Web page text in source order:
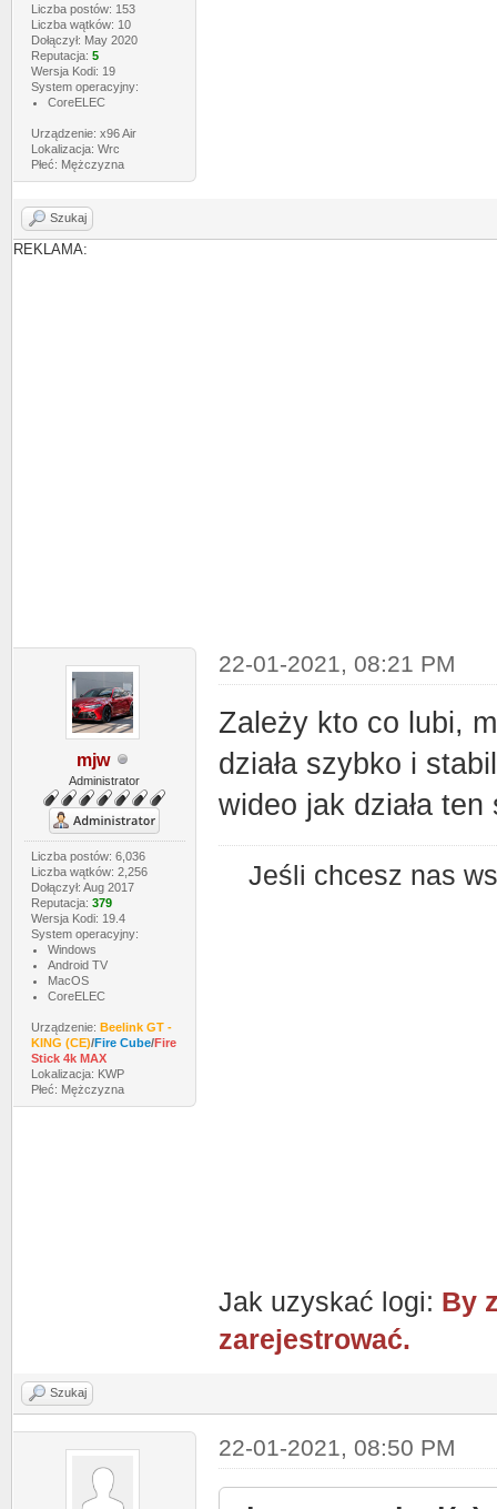
Liczba postów: 153
Liczba wątków: 10
Dołączył: May 2020
Reputacja: 5
Wersja Kodi: 19
System operacyjny:
CoreELEC
Urządzenie: x96 Air
Lokalizacja: Wrc
Płeć: Mężczyzna
Szukaj
REKLAMA:
mjw
Administrator
Liczba postów: 6,036
Liczba wątków: 2,256
Dołączył: Aug 2017
Reputacja: 379
Wersja Kodi: 19.4
System operacyjny:
Windows
Android TV
MacOS
CoreELEC
Urządzenie: Beelink GT -
KING (CE)/Fire Cube/Fire
Stick 4k MAX
Lokalizacja: KWP
Płeć: Mężczyzna
22-01-2021, 08:21 PM
Zależy kto co lubi,
działa szybko i
wideo jak działa
Jeśli chcesz nas
Jak uzyskać logi: By
zarejestrować.
Szukaj
22-01-2021, 08:50 PM